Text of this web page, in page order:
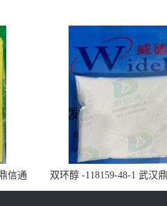
信通
双环醇 -118159-48-1 武汉
现货供应